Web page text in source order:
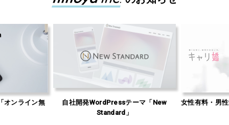
オンライン無
自社開発WordPressテーマ「New
Standard」
女性有料・男